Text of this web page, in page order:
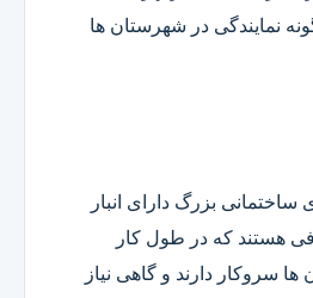
نمایندگی در شهرستان ها
ساختمانی بزرگ دارای انبار
هستند که در طول کار
ها سروکار دارند و گاهی نیاز